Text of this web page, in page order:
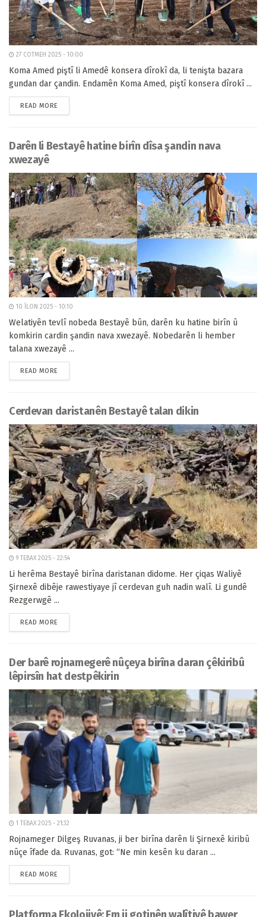
27 COTMEH 2025 - 10:00
Koma Amed piştî li Amedê konsera dîrokî da, li tenişta bazara
gundan dar çandin. Endamên Koma Amed, piştî konsera dîrokî ...
READ MORE
Darên li Bestayê hatine birîn dîsa şandin nava
xwezayê
10 ÎLON 2025 - 10:10
Welatiyên tevlî nobeda Bestayê bûn, darên ku hatine birîn û
komkirin cardin şandin nava xwezayê. Nobedarên li hember
talana xwezayê ...
READ MORE
Cerdevan daristanên Bestayê talan dikin
9 TEBAX 2025 - 22:54
Li herêma Bestayê birîna daristanan didome. Her çiqas Waliyê
Şirnexê dibêje rawestiyaye jî cerdevan guh nadin walî. Li gundê
Rezgerwgê ...
READ MORE
Der barê rojnamegerê nûçeya birîna daran çêkiribû
lêpirsîn hat destpêkirin
1 TEBAX 2025 - 21:32
Rojnameger Dilgeş Ruvanas, ji ber birîna darên li Şirnexê kiribû
nûçe îfade da. Ruvanas, got: “Ne min kesên ku daran ...
READ MORE